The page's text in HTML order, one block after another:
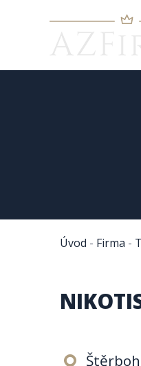
Úvod - Firma -